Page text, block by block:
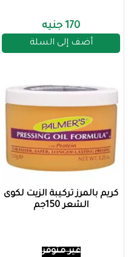
170 جنيه
أضف إلى السلة
كريم بالمرز تركيبة الزيت لكوى
الشعر 150جم
غير متوفر